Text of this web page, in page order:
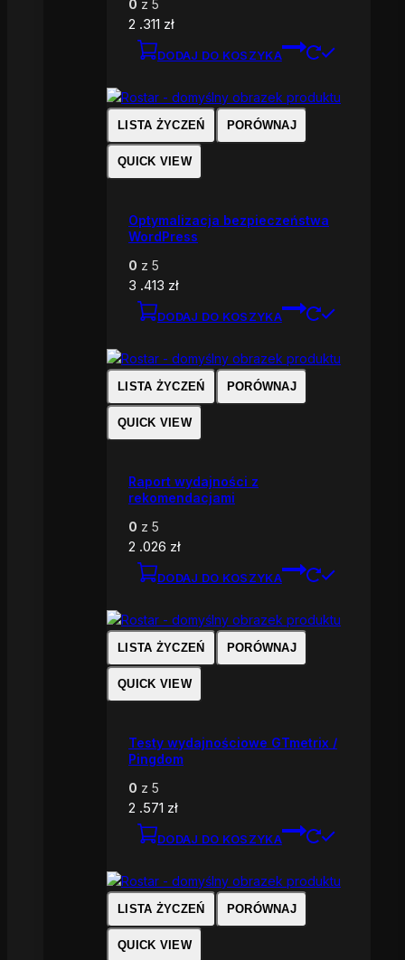
0 z 5
2 .311 zł
DODAJ DO KOSZYKA
LISTA ŻYCZEŃ PORÓWNAJ
QUICK VIEW
Optymalizacja bezpieczeństwa
WordPress
0 z 5
3 .413 zł
DODAJ DO KOSZYKA
LISTA ŻYCZEŃ PORÓWNAJ
QUICK VIEW
Raport wydajności z
rekomendacjami
0 z 5
2 .026 zł
DODAJ DO KOSZYKA
LISTA ŻYCZEŃ PORÓWNAJ
QUICK VIEW
Testy wydajnościowe GTmetrix /
Pingdom
0 z 5
2 .571 zł
DODAJ DO KOSZYKA
LISTA ŻYCZEŃ PORÓWNAJ
QUICK VIEW